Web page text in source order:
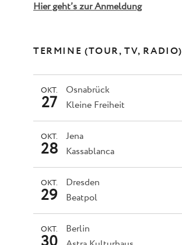
Hier geht’s zur Anmeldung
TERMINE (TOUR, TV, RADIO)
Osnabrück
OKT.
27 Kleine Freiheit
Jena
OKT.
28 Kassablanca
Dresden
OKT.
29 Beatpol
Berlin
OKT.